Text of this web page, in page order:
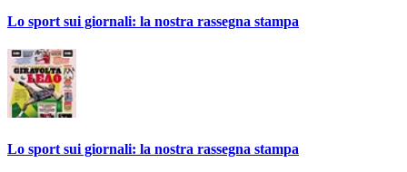
Lo sport sui giornali: la nostra rassegna stampa
Lo sport sui giornali: la nostra rassegna stampa